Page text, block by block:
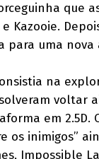
que
Kazooie.
para uma nova
na
voltar
em
os inimigos”
Impossible